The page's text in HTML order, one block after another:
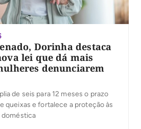
Dorinha destaca
lei que dá mais
denunciarem
de seis para 12 meses o prazo
queixas e fortalece a proteção às
doméstica